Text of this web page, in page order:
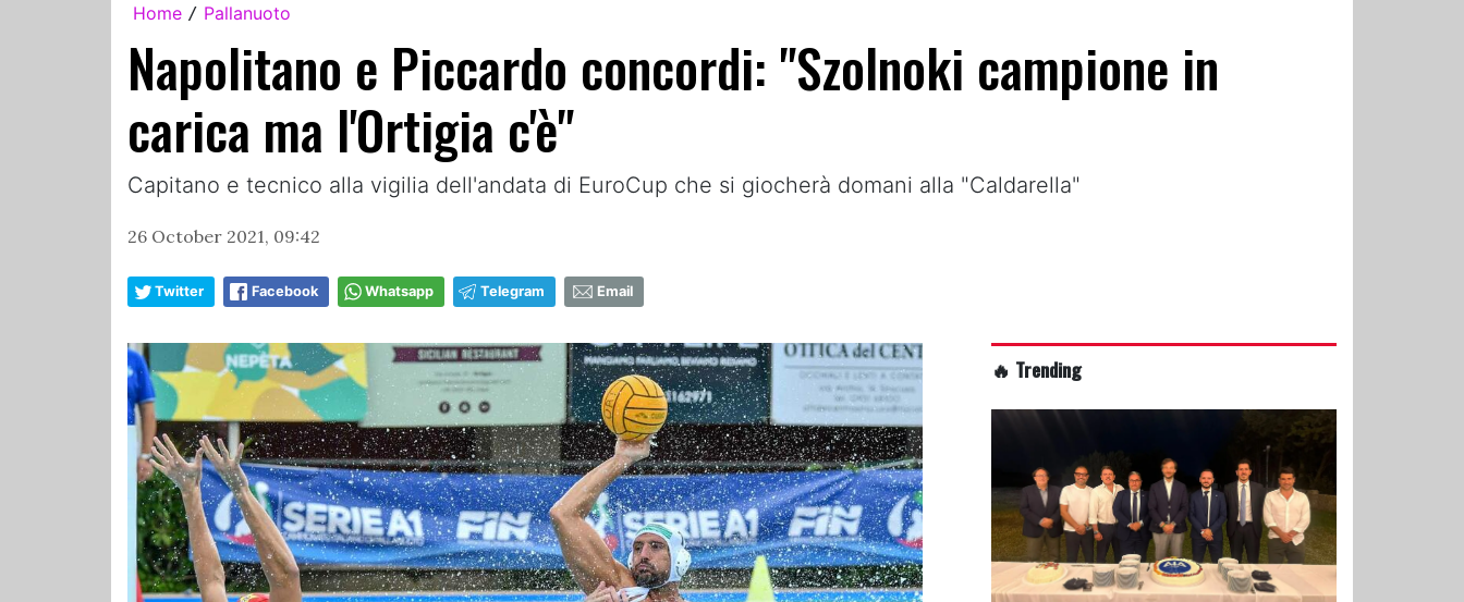
Home / Pallanuoto
Napolitano e Piccardo concordi: "Szolnoki campione in
carica ma l'Ortigia c'è"
Capitano e tecnico alla vigilia dell'andata di EuroCup che si giocherà domani alla "Caldarella"
26 October 2021, 09:42
Twitter Facebook Whatsapp Telegram Email
🔥 Trending